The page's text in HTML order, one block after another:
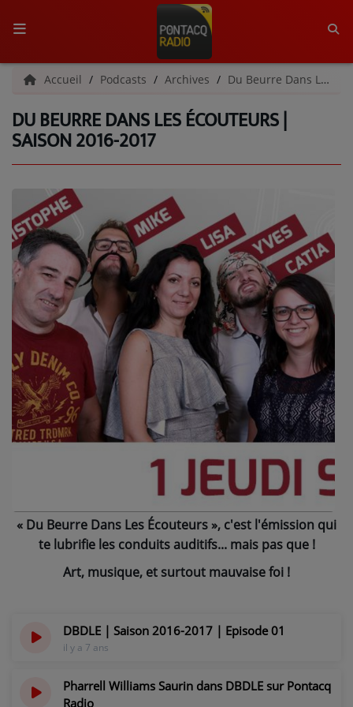
ACCUEIL
RADIO
L'ÉQUIPE
GRILLE DES PROGRAMMES
C'ÉTAIT QUOI CE TITRE ?
MÉDIAS
PODCASTS - SAISON 2026/2027
NOS PROGRAMMES COURTS
ARCHIVES - SAISONS PASSÉES
VOS ÉMISSIONS EN IMAGES
VOTRE PUBLICITÉ SUR PONTACQ RADIO
LOCATION DE STUDIOS
L'INFORMATION
EN QUOI ÇA CONSISTE ?
ÉCOUTEZ LES PRODUCTIONS
Accueil Podcasts Archives Du Beurre Dans Les Écouteurs | Archives
DU BEURRE DANS LES ÉCOUTEURS |
SAISON 2016-2017
« Du Beurre Dans Les Écouteurs », c'est l'émission qui
te lubrifie les conduits auditifs... mais pas que !
Art, musique, et surtout mauvaise foi !
DBDLE | Saison 2016-2017 | Episode 01
il y a 7 ans
Pharrell Williams Saurin dans DBDLE sur Pontacq
Radio